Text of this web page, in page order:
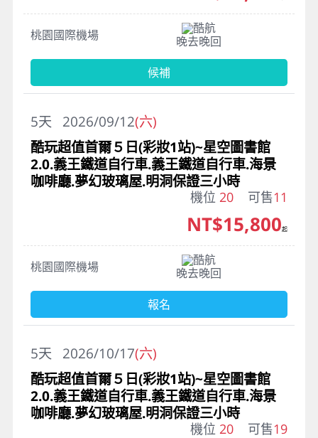
桃園國際機場
酷航
晚去晚回
候補
2026/09/12(六)
5天
酷玩超值首爾５日(彩妝1站)~星空圖書館
2.0.義王鐵道自行車.義王鐵道自行車.海景
咖啡廳.夢幻玻璃屋.明洞保證三小時
機位 20 可售11
桃園國際機場
酷航
晚去晚回
NT$15,800起
報名
2026/10/17(六)
5天
酷玩超值首爾５日(彩妝1站)~星空圖書館
2.0.義王鐵道自行車.義王鐵道自行車.海景
咖啡廳.夢幻玻璃屋.明洞保證三小時
機位 20 可售19